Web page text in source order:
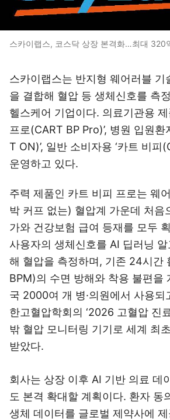
스카이랩스, 코스닥 상장 본격화…최대 320
스카이랩스는 반지형 웨어러블 기
을 결합해 혈압 등 생체신호를 측
헬스케어 기업이다. 의료기관용 제
프로(CART BP Pro)’, 병원 입원환
T ON)’, 일반 소비자용 ‘카트 비피
운영하고 있다.
주력 제품인 카트 비피 프로는 웨
박 커프 없는) 혈압계 가운데 처음
가와 건강보험 급여 등재를 모두
사용자의 생체신호를 AI 딥러닝
해 혈압을 측정하며, 기존 24시간
BPM)의 수면 방해와 착용 불편을
국 2000여 개 병·의원에서 사용되
한고혈압학회의 ‘2026 고혈압 진
밖 혈압 모니터링 기기로 세계 최
받았다.
회사는 상장 이후 AI 기반 의료 데
도 본격 확대할 계획이다. 환자 동
생체 데이터를 글로벌 제약사에